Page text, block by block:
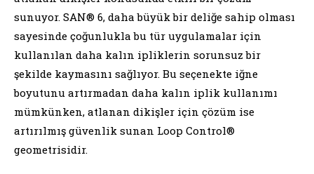
sunuyor. SAN® 6, daha büyük bir deliğe sahip olması
sayesinde çoğunlukla bu tür uygulamalar için
kullanılan daha kalın ipliklerin sorunsuz bir
şekilde kaymasını sağlıyor. Bu seçenekte iğne
boyutunu artırmadan daha kalın iplik kullanımı
mümkünken, atlanan dikişler için çözüm ise
artırılmış güvenlik sunan Loop Control®
geometrisidir.